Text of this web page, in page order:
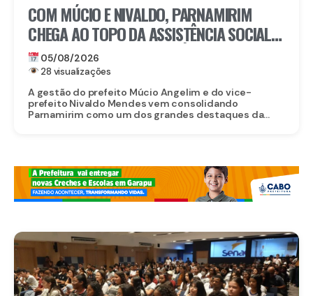
COM MÚCIO E NIVALDO, PARNAMIRIM
CHEGA AO TOPO DA ASSISTÊNCIA SOCIAL
EM PERNAMBUCO: MUNICÍPIO ALCANÇA A
4ª COLOCAÇÃO ENTRE OS 184 MUNICÍPIOS
DO ESTADO NA GESTÃO DO CADASTRO
ÚNICO E DO PROGRAMA BOLSA FAMÍLIA
05/08/2026
28 visualizações
A gestão do prefeito Múcio Angelim e do vice-
prefeito Nivaldo Mendes vem consolidando
Parnamirim como um dos grandes destaques da...